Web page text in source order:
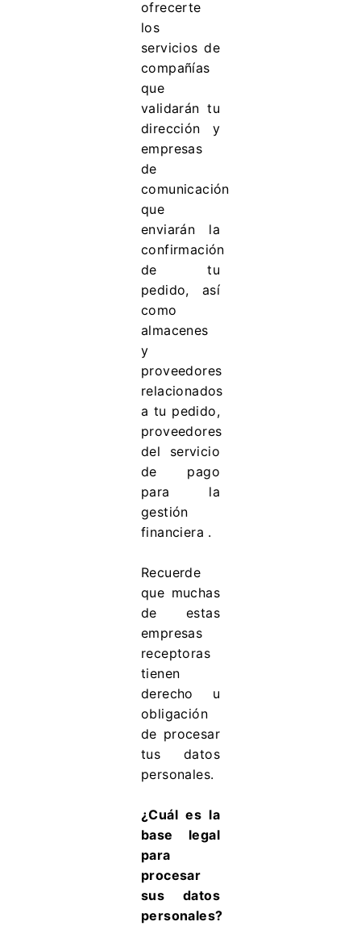
ofrecerte
los
servicios de
compañías
que
validarán tu
dirección y
empresas
de
comunicación
que
enviarán la
confirmación
de tu
pedido, así
como
almacenes
y
proveedores
relacionados
a tu pedido,
proveedores
del servicio
de pago
para la
gestión
financiera .
Recuerde
que muchas
de estas
empresas
receptoras
tienen
derecho u
obligación
de procesar
tus datos
personales.
¿Cuál es la
base legal
para
procesar
sus datos
personales?